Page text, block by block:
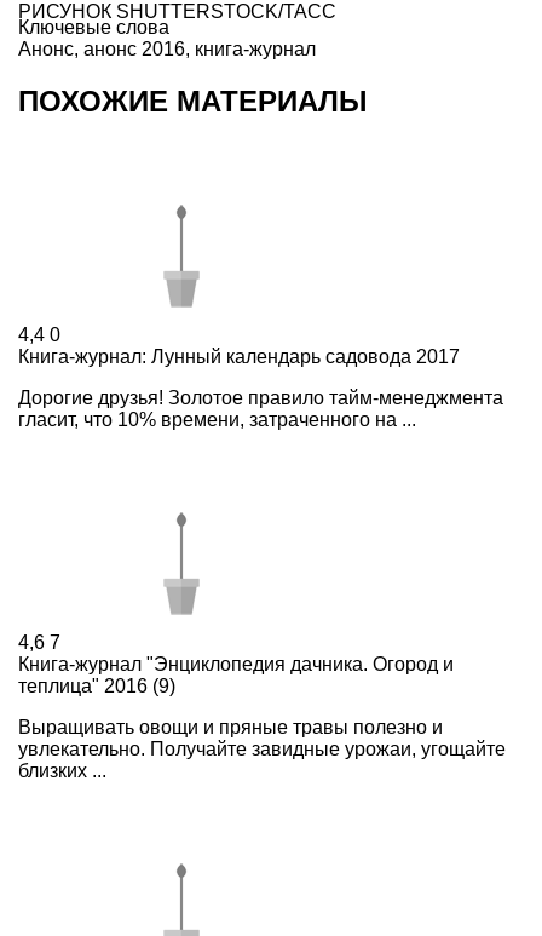
РИСУНОК SHUTTERSTOCK/TACC
Ключевые слова
Анонс, анонс 2016, книга-журнал
ПОХОЖИЕ МАТЕРИАЛЫ
4,4 0
Книга-журнал: Лунный календарь садовода 2017
Дорогие друзья! Золотое правило тайм-менеджмента
гласит, что 10% времени, затраченного на ...
4,6 7
Книга-журнал "Энциклопедия дачника. Огород и
теплица" 2016 (9)
Выращивать овощи и пряные травы полезно и
увлекательно. Получайте завидные урожаи, угощайте
близких ...